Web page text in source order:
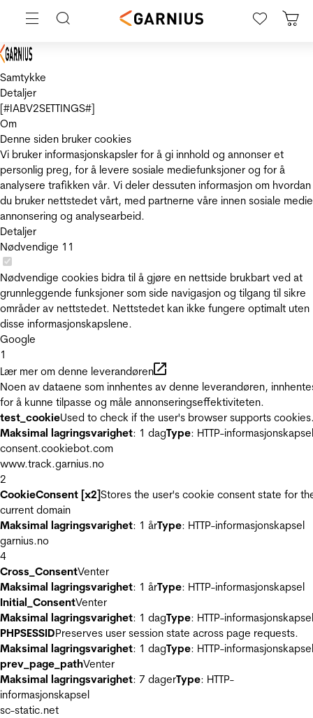
Samtykke
Detaljer
[#IABV2SETTINGS#]
Om
Denne siden bruker cookies
Vi bruker informasjonskapsler for å gi innhold og annonser et
personlig preg, for å levere sosiale mediefunksjoner og for å
analysere trafikken vår. Vi deler dessuten informasjon om hvordan
du bruker nettstedet vårt, med partnerne våre innen sosiale
annonsering og analysearbeid.
Detaljer
Nødvendige 11
Nødvendige cookies bidra til å gjøre en nettside brukbart ved at
grunnleggende funksjoner som side navigasjon og tilgang til sikre
områder av nettstedet. Nettstedet kan ikke fungere optimalt uten
disse informasjonskapslene.
Google
1
Lær mer om denne leverandøren
Noen av dataene som innhentes av denne leverandøren,
for å kunne tilpasse og måle annonseringseffektiviteten.
test_cookieUsed to check if the user's browser supports
Maksimal lagringsvarighet: 1 dagType: HTTP-informasjonskapsel
consent.cookiebot.com
www.track.garnius.no
2
CookieConsent [x2]Stores the user's cookie consent state for
current domain
Maksimal lagringsvarighet: 1 årType: HTTP-informasjonskapsel
garnius.no
4
Cross_ConsentVenter
Maksimal lagringsvarighet: 1 årType: HTTP-informasjonskapsel
Initial_ConsentVenter
Maksimal lagringsvarighet: 1 dagType: HTTP-informasjonskapsel
PHPSESSIDPreserves user session state across page requests.
Maksimal lagringsvarighet: 1 dagType: HTTP-informasjonskapsel
prev_page_pathVenter
Maksimal lagringsvarighet: 7 dagerType: HTTP-
informasjonskapsel
sc-static.net